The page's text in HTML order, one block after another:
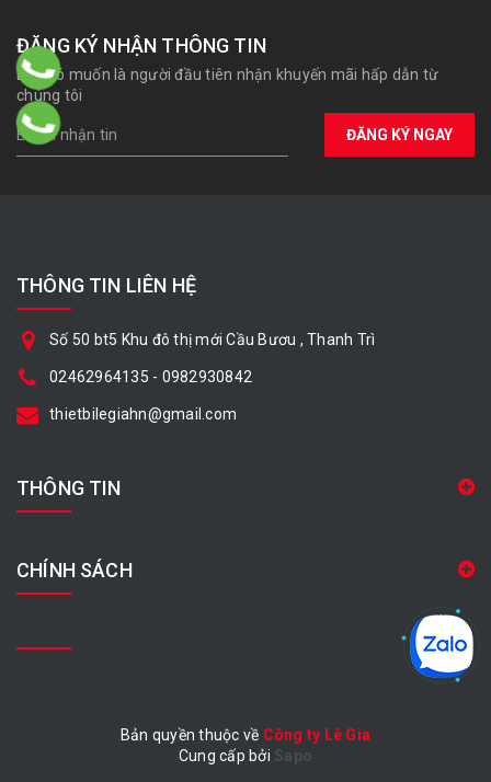
ĐĂNG KÝ NHẬN THÔNG TIN
Bạn có muốn là người đầu tiên nhận khuyến mãi hấp dẫn từ
chúng tôi
ĐĂNG KÝ NGAY
THÔNG TIN LIÊN HỆ
Số 50 bt5 Khu đô thị mới Cầu Bươu , Thanh Trì
02462964135 - 0982930842
thietbilegiahn@gmail.com
THÔNG TIN
CHÍNH SÁCH
Bản quyền thuộc về Công ty Lê Gia
|
Cung cấp bởi Sapo